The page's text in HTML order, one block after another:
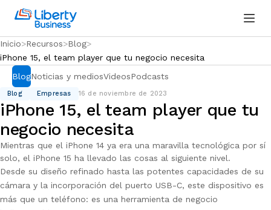
Inicio Recursos
Blog
iPhone 15, el team player que tu negocio necesita
BlogNoticias y mediosVideosPodcasts
Blog Empresas 16 de noviembre de 2023
iPhone 15, el team player que tu
negocio necesita
Mientras que el iPhone 14 ya era una maravilla tecnológica por sí
solo, el iPhone 15 ha llevado las cosas al siguiente nivel.
Desde su diseño refinado hasta las potentes capacidades de su
cámara y la incorporación del puerto USB-C, este dispositivo es
más que un teléfono: es una herramienta de negocio